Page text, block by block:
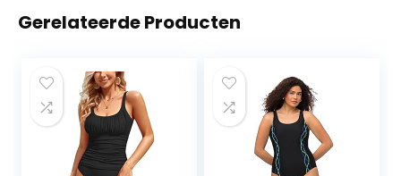
Gerelateerde Producten